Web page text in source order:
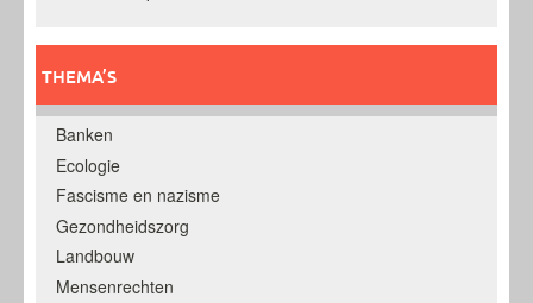
THEMA’S
Banken
Ecologie
Fascisme en nazisme
Gezondheidszorg
Landbouw
Mensenrechten